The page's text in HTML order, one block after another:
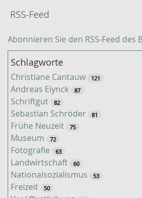
RSS-Feed
Abonnieren Sie den RSS-Feed des
Schlagworte
Christiane Cantauw 121
Andreas Eiynck 87
Schriftgut 82
Sebastian Schröder 81
Frühe Neuzeit 75
Museum 72
Fotografie 63
Landwirtschaft 60
Nationalsozialismus 53
Freizeit 50